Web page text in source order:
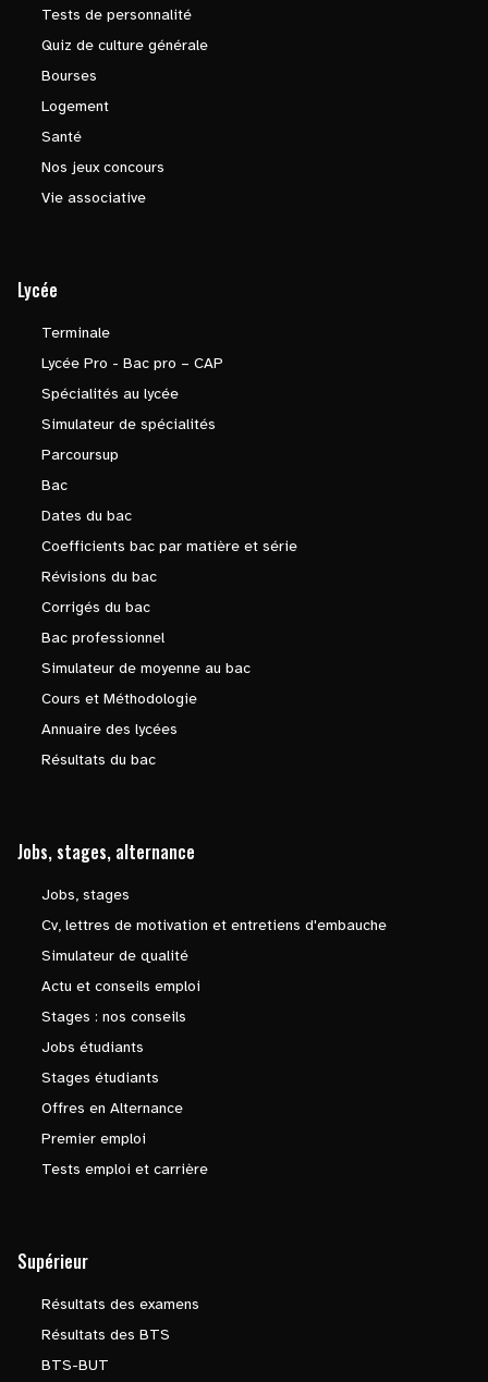
Tests de personnalité
Quiz de culture générale
Bourses
Logement
Santé
Nos jeux concours
Vie associative
Lycée
Terminale
Lycée Pro - Bac pro – CAP
Spécialités au lycée
Simulateur de spécialités
Parcoursup
Bac
Dates du bac
Coefficients bac par matière et série
Révisions du bac
Corrigés du bac
Bac professionnel
Simulateur de moyenne au bac
Cours et Méthodologie
Annuaire des lycées
Résultats du bac
Jobs, stages, alternance
Jobs, stages
Cv, lettres de motivation et entretiens d'embauche
Simulateur de qualité
Actu et conseils emploi
Stages : nos conseils
Jobs étudiants
Stages étudiants
Offres en Alternance
Premier emploi
Tests emploi et carrière
Supérieur
Résultats des examens
Résultats des BTS
BTS-BUT